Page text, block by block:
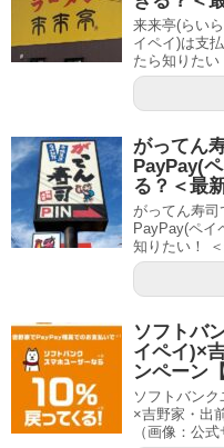
来来亭(らい
イペイ)は支
たら知りた
がってん
PayPay(
る？＜最
がってん寿司
PayPay(ペイ
知りたい！
ソフトバ
イペイ)×
ンペーン
ソフトバンク
×吉野家・出
（画像：公